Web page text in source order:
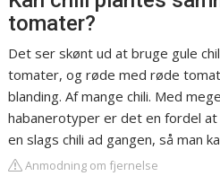
tomater?
Det ser skønt ud at bruge gule
tomater, og røde med røde
blanding. Af mange chili. Med
habanerotyper er det en fordel at
en slags chili ad gangen, så man
Anmodning om fjernelse